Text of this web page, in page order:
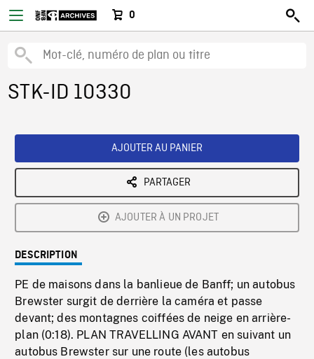
0
STK-ID 10330
AJOUTER AU PANIER
PARTAGER
AJOUTER À UN PROJET
DESCRIPTION
PE de maisons dans la banlieue de Banff; un autobus
Brewster surgit de derrière la caméra et passe
devant; des montagnes coiffées de neige en arrière-
plan (0:18). PLAN TRAVELLING AVANT en suivant un
autobus Brewster sur une route (les autobus